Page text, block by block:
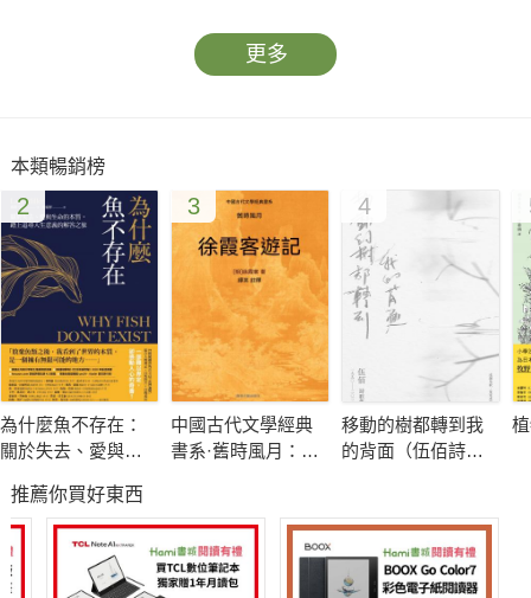
更多
本類暢銷榜
2
為什麼魚不存在：
關於失去、愛與生
尋人生意義的解答
之旅
3
中國古代文學經典
書系·舊時風月：徐
4
移動的樹都轉到我
的背面（伍佰詩歌
推薦你買好東西